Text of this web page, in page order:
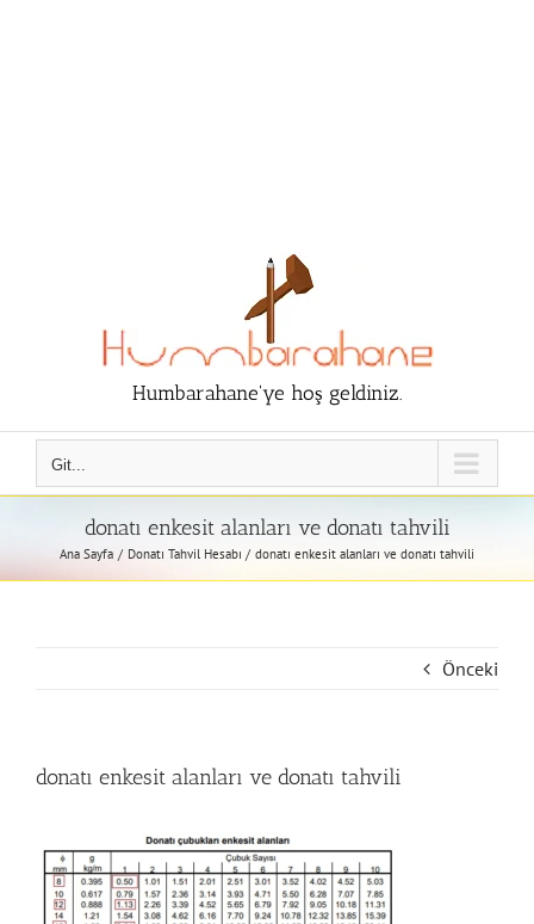
Humbarahane'ye hoş geldiniz.
Git...
donatı enkesit alanları ve donatı tahvili
Ana Sayfa Donatı Tahvil Hesabı donatı enkesit alanları ve donatı tahvili
Önceki
donatı enkesit alanları ve donatı tahvili